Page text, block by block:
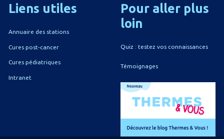
Liens utiles
Annuaire des stations
Cures post-cancer
Cures pédiatriques
Intranet
Pour aller plus
loin
Quiz : testez vos connaissances
Témoignages